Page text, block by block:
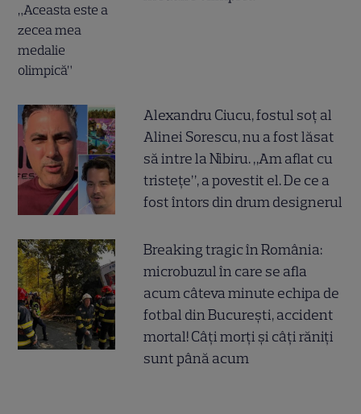
Alexandru Ciucu, fostul soț al
Alinei Sorescu, nu a fost lăsat
să intre la Nibiru. „Am aflat cu
tristețe”, a povestit el. De ce a
fost întors din drum designerul
Breaking tragic în România:
microbuzul în care se afla
acum câteva minute echipa de
fotbal din București, accident
mortal! Câți morți și câți răniți
sunt până acum